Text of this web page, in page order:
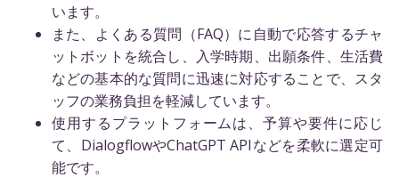
います。
また、よくある質問（FAQ）に自動で応答するチャ
ットボットを統合し、入学時期、出願条件、生活費
などの基本的な質問に迅速に対応することで、スタ
ッフの業務負担を軽減しています。
使用するプラットフォームは、予算や要件に応じ
て、DialogflowやChatGPT APIなどを柔軟に選定可
能です。